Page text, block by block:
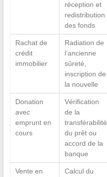
réception et
redistribution
des fonds
Rachat de
crédit
immobilier
Radiation de
l’ancienne
sûreté,
inscription de
la nouvelle
Donation
avec
emprunt en
cours
Vérification
de la
transférabilité
du prêt ou
accord de la
banque
Vente en
Calcul du